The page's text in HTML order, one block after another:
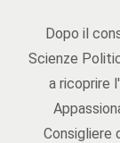
Dopo il
Scienze
a ricoprire
Consigliere